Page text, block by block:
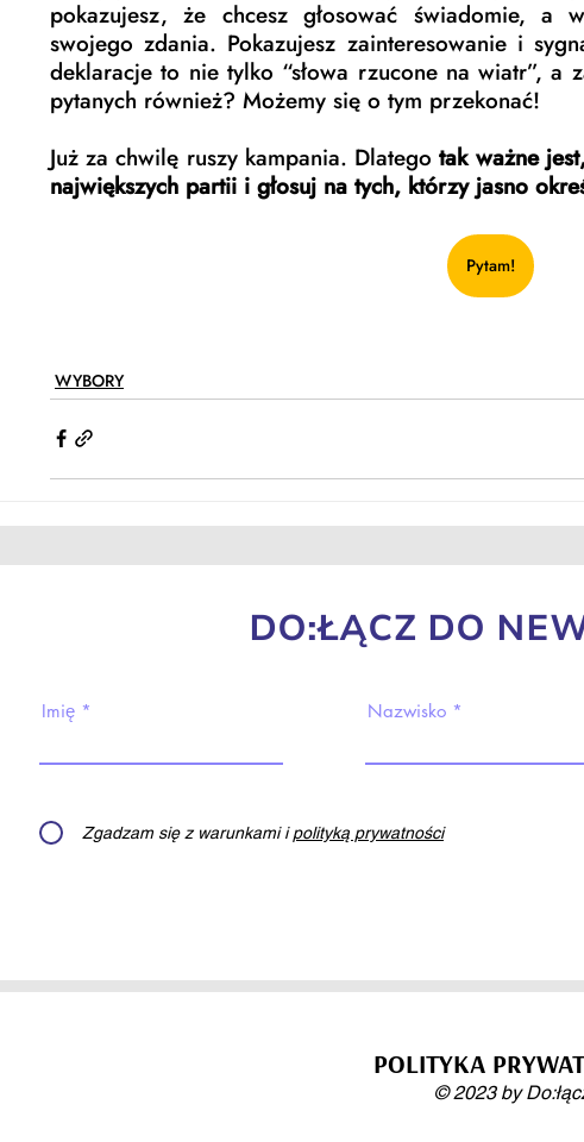
pokazujesz, że chcesz głosować świadomie, a
swojego zdania. Pokazujesz zainteresowanie i
deklaracje to nie tylko “słowa rzucone na wiatr”, a
pytanych również? Możemy się o tym przekonać!
Już za chwilę ruszy kampania. Dlatego tak ważne
największych partii i głosuj na tych, którzy jasno
Pytam!
WYBORY
DO:ŁĄCZ DO
Imię Nazwisko
Zgadzam się z warunkami i polityką prywatności
POLITYKA
© 2023 by